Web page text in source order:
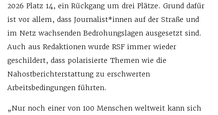
2026 Platz 14, ein Rückgang um drei Plätze. Grund dafür
ist vor allem, dass Journalist*innen auf der Straße und
im Netz wachsenden Bedrohungslagen ausgesetzt sind.
Auch aus Redaktionen wurde RSF immer wieder
geschildert, dass polarisierte Themen wie die
Nahostberichterstattung zu erschwerten
Arbeitsbedingungen führten.
„Nur noch einer von 100 Menschen weltweit kann sich